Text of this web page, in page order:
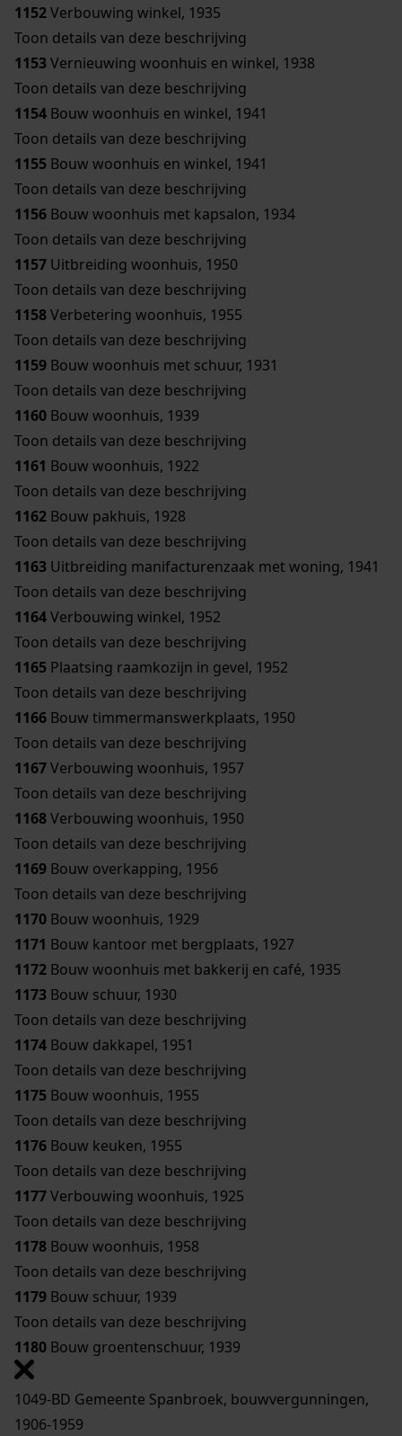
1152Verbouwing winkel, 1935
Toon details van deze beschrijving
1153Vernieuwing woonhuis en winkel, 1938
Toon details van deze beschrijving
1154 Bouw woonhuis en winkel, 1941
Toon details van deze beschrijving
1155 Bouw woonhuis en winkel, 1941
Toon details van deze beschrijving
1156 Bouw woonhuis met kapsalon, 1934
Toon details van deze beschrijving
1157 Uitbreiding woonhuis, 1950
Toon details van deze beschrijving
1158Verbetering woonhuis, 1955
Toon details van deze beschrijving
1159 Bouw woonhuis met schuur, 1931
Toon details van deze beschrijving
1160 Bouw woonhuis, 1939
Toon details van deze beschrijving
1161 Bouw woonhuis, 1922
Toon details van deze beschrijving
1162 Bouw pakhuis, 1928
Toon details van deze beschrijving
1163 Uitbreiding manifacturenzaak met woning, 1941
Toon details van deze beschrijving
1164Verbouwing winkel, 1952
Toon details van deze beschrijving
1165 Plaatsing raamkozijn in gevel, 1952
Toon details van deze beschrijving
1166 Bouw timmermanswerkplaats, 1950
Toon details van deze beschrijving
1167Verbouwing woonhuis, 1957
Toon details van deze beschrijving
1168Verbouwing woonhuis, 1950
Toon details van deze beschrijving
1169 Bouw overkapping, 1956
Toon details van deze beschrijving
1170 Bouw woonhuis, 1929
1171 Bouw kantoor met bergplaats, 1927
1172 Bouw woonhuis met bakkerij en café, 1935
1173 Bouw schuur, 1930
Toon details van deze beschrijving
1174 Bouw dakkapel, 1951
Toon details van deze beschrijving
1175 Bouw woonhuis, 1955
Toon details van deze beschrijving
1176 Bouw keuken, 1955
Toon details van deze beschrijving
1177Verbouwing woonhuis, 1925
Toon details van deze beschrijving
1178 Bouw woonhuis, 1958
Toon details van deze beschrijving
1179 Bouw schuur, 1939
Toon details van deze beschrijving
1180 Bouw groentenschuur, 1939
1049-BD Gemeente Spanbroek, bouwvergunningen,
1906-1959